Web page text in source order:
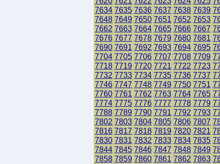
7634 7635 7636 7637 7638 7639
7648 7649 7650 7651 7652 7653
7662 7663 7664 7665 7666 7667
7676 7677 7678 7679 7680 7681
7690 7691 7692 7693 7694 7695
7704 7705 7706 7707 7708 7709
7718 7719 7720 7721 7722 7723
7732 7733 7734 7735 7736 7737
7746 7747 7748 7749 7750 7751
7760 7761 7762 7763 7764 7765
7774 7775 7776 7777 7778 7779
7788 7789 7790 7791 7792 7793
7802 7803 7804 7805 7806 7807
7816 7817 7818 7819 7820 7821
7830 7831 7832 7833 7834 7835
7844 7845 7846 7847 7848 7849
7858 7859 7860 7861 7862 7863